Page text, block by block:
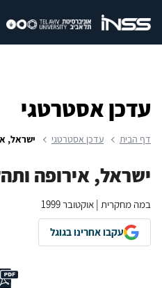
עדכן אסטרטגי
דף הבית עדכן אסטרטגי ישראל,
ישראל, אירופה
במה מחקרית | אוקטובר 1999
עקבו אחרינו בגוגל